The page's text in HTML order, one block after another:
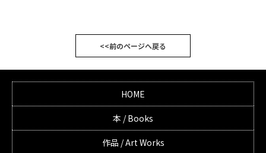
<<前のページへ戻る
HOME
本 / Books
作品 / Art Works